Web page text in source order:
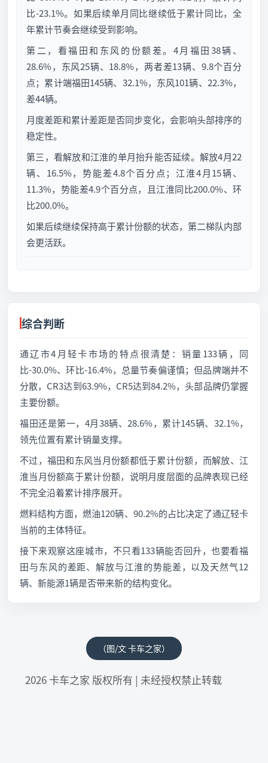
比-23.1%。如果后续单月同比继续低于累计同比，全
年累计节奏会继续受到影响。
第二，看福田和东风的份额差。4月福田38辆、
28.6%，东风25辆、18.8%，两者差13辆、9.8个百分
点；累计端福田145辆、32.1%，东风101辆、22.3%，
差44辆。
月度差距和累计差距是否同步变化，会影响头部排序的
稳定性。
第三，看解放和江淮的单月抬升能否延续。解放4月22
辆、16.5%，势能差4.8个百分点；江淮4月15辆、
11.3%，势能差4.9个百分点，且江淮同比200.0%、环
比200.0%。
如果后续继续保持高于累计份额的状态，第二梯队内部
会更活跃。
综合判断
通辽市4月轻卡市场的特点很清楚：销量133辆，同
比-30.0%、环比-16.4%，总量节奏偏谨慎；但品牌端并不
分散，CR3达到63.9%，CR5达到84.2%，头部品牌仍掌握
主要份额。
福田还是第一，4月38辆、28.6%，累计145辆、32.1%，
领先位置有累计销量支撑。
不过，福田和东风当月份额都低于累计份额，而解放、江
淮当月份额高于累计份额，说明月度层面的品牌表现已经
不完全沿着累计排序展开。
燃料结构方面，燃油120辆、90.2%的占比决定了通辽轻卡
当前的主体特征。
接下来观察这座城市，不只看133辆能否回升，也要看福
田与东风的差距、解放与江淮的势能差，以及天然气12
辆、新能源1辆是否带来新的结构变化。
（图/文 卡车之家）
2026 卡车之家 版权所有 | 未经授权禁止转载